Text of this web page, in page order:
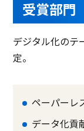
受賞部門
デジタル化のテ
定。
ペーパーレ
データ化貢